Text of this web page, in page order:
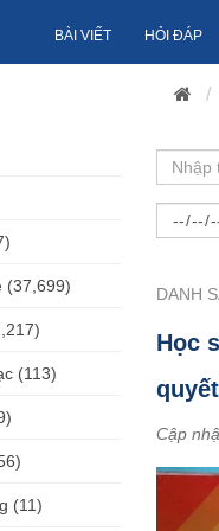
BÀI VIẾT HỎI ĐÁP
(37,699)
(113)
(11)
DANH
Học
quyết
Cập